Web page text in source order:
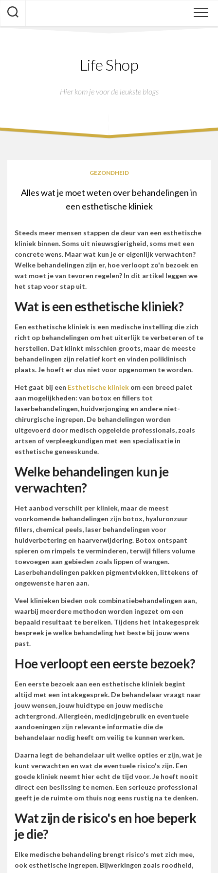
Skip
content
Life Shop
Hier kom je voor de leukste blogs
GEZONDHEID
Alles wat je moet weten over behandelingen in
een esthetische kliniek
Steeds meer mensen stappen de deur van een esthetische
kliniek binnen. Soms uit nieuwsgierigheid, soms met een
concrete wens. Maar wat kun je er eigenlijk verwachten?
Welke behandelingen zijn er, hoe verloopt zo'n bezoek en
wat moet je van tevoren regelen? In dit artikel leggen we
het stap voor stap uit.
Wat is een esthetische kliniek?
Een esthetische kliniek is een medische instelling die zich
richt op behandelingen om het uiterlijk te verbeteren of te
herstellen. Dat klinkt misschien groots, maar de meeste
behandelingen zijn relatief kort en vinden poliklinisch
plaats. Je hoeft er dus niet voor opgenomen te worden.
Het gaat bij een Esthetische kliniek om een breed palet
aan mogelijkheden: van botox en fillers tot
laserbehandelingen, huidverjonging en andere niet-
chirurgische ingrepen. De behandelingen worden
uitgevoerd door medisch opgeleide professionals, zoals
artsen of verpleegkundigen met een specialisatie in
esthetische geneeskunde.
Welke behandelingen kun je
verwachten?
Het aanbod verschilt per kliniek, maar de meest
voorkomende behandelingen zijn botox, hyaluronzuur
fillers, chemical peels, laser behandelingen voor
huidverbetering en haarverwijdering. Botox ontspant
spieren om rimpels te verminderen, terwijl fillers volume
toevoegen aan gebieden zoals lippen of wangen.
Laserbehandelingen pakken pigmentvlekken, littekens of
ongewenste haren aan.
Veel klinieken bieden ook combinatiebehandelingen aan,
waarbij meerdere methoden worden ingezet om een
bepaald resultaat te bereiken. Tijdens het intakegesprek
bespreek je welke behandeling het beste bij jouw wens
past.
Hoe verloopt een eerste bezoek?
Een eerste bezoek aan een esthetische kliniek begint
altijd met een intakegesprek. De behandelaar vraagt naar
jouw wensen, jouw huidtype en jouw medische
achtergrond. Allergieën, medicijngebruik en eventuele
aandoeningen zijn relevante informatie die de
behandelaar nodig heeft om veilig te kunnen werken.
Daarna legt de behandelaar uit welke opties er zijn, wat je
kunt verwachten en wat de eventuele risico's zijn. Een
goede kliniek neemt hier echt de tijd voor. Je hoeft nooit
direct een beslissing te nemen. Een serieuze professional
geeft je de ruimte om thuis nog eens rustig na te denken.
Wat zijn de risico's en hoe beperk
je die?
Elke medische behandeling brengt risico's met zich mee,
ook esthetische ingrepen. Bijwerkingen zoals roodheid,